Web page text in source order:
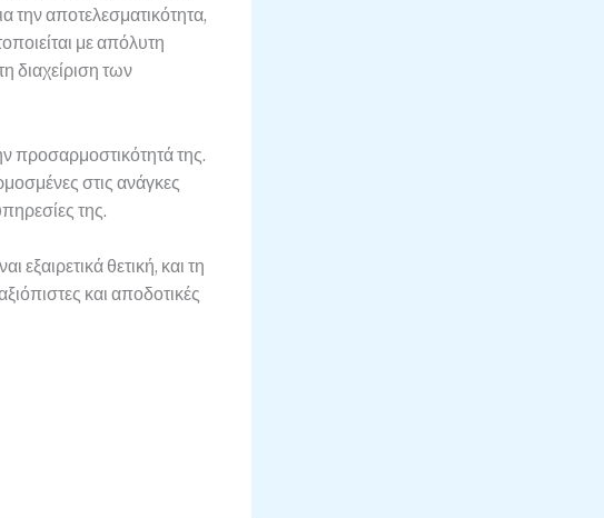
την αποτελεσματικότητα,
με απόλυτη
διαχείριση των
προσαρμοστικότητά της.
στις ανάγκες
της.
θετική, και τη
και αποδοτικές